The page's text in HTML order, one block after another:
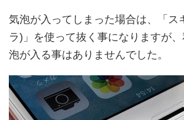
気泡が入ってしまった場合は、「ス
ラ)」を使って抜く事になりますが
泡が入る事はありませんでした。